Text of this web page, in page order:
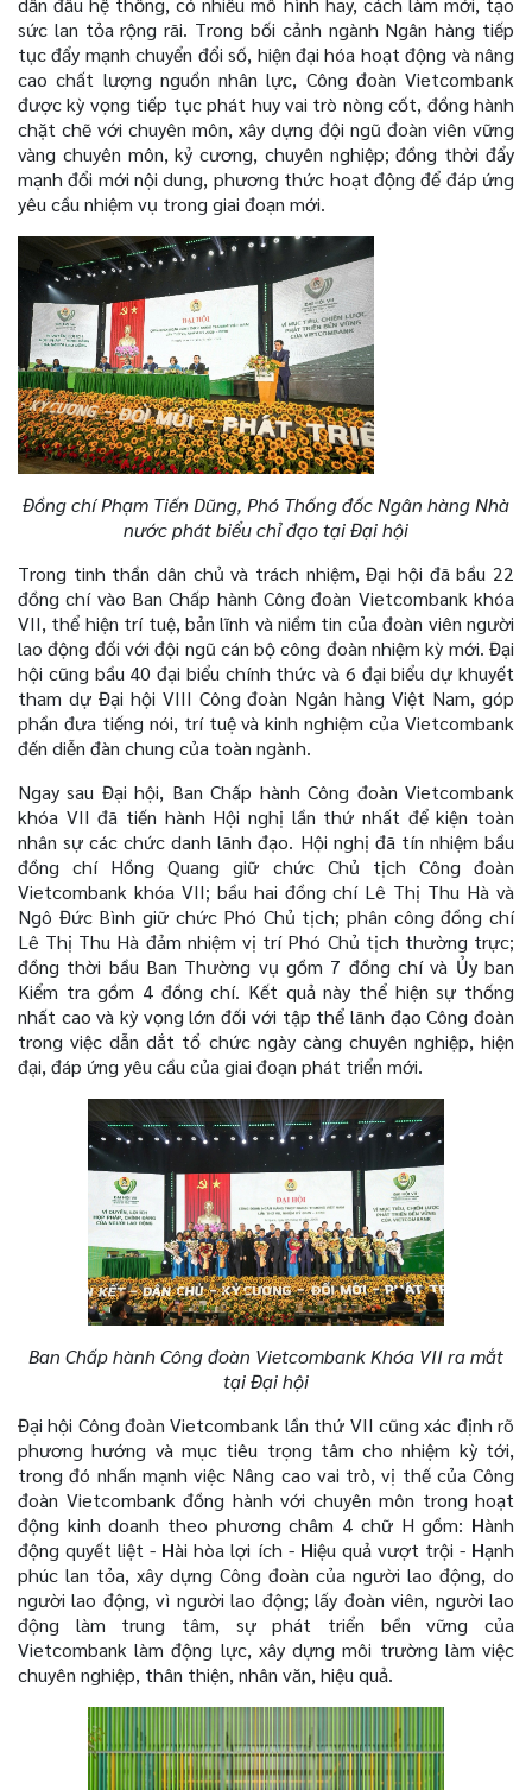
sức lan tỏa rộng rãi. Trong bối cảnh ngành Ngân hàng tiếp
tục đẩy mạnh chuyển đổi số, hiện đại hóa hoạt động và nâng
cao chất lượng nguồn nhân lực, Công đoàn Vietcombank
được kỳ vọng tiếp tục phát huy vai trò nòng cốt, đồng hành
chặt chẽ với chuyên môn, xây dựng đội ngũ đoàn viên vững
vàng chuyên môn, kỷ cương, chuyên nghiệp; đồng thời đẩy
mạnh đổi mới nội dung, phương thức hoạt động để đáp ứng
yêu cầu nhiệm vụ trong giai đoạn mới.
Đồng chí Phạm Tiến Dũng, Phó Thống đốc Ngân hàng Nhà
nước phát biểu chỉ đạo tại Đại hội
Trong tinh thần dân chủ và trách nhiệm, Đại hội đã bầu 22
đồng chí vào Ban Chấp hành Công đoàn Vietcombank khóa
VII, thể hiện trí tuệ, bản lĩnh và niềm tin của đoàn viên người
lao động đối với đội ngũ cán bộ công đoàn nhiệm kỳ mới. Đại
hội cũng bầu 40 đại biểu chính thức và 6 đại biểu dự khuyết
tham dự Đại hội VIII Công đoàn Ngân hàng Việt Nam, góp
phần đưa tiếng nói, trí tuệ và kinh nghiệm của Vietcombank
đến diễn đàn chung của toàn ngành.
Ngay sau Đại hội, Ban Chấp hành Công đoàn Vietcombank
khóa VII đã tiến hành Hội nghị lần thứ nhất để kiện toàn
nhân sự các chức danh lãnh đạo. Hội nghị đã tín nhiệm bầu
đồng chí Hồng Quang giữ chức Chủ tịch Công đoàn
Vietcombank khóa VII; bầu hai đồng chí Lê Thị Thu Hà và
Ngô Đức Bình giữ chức Phó Chủ tịch; phân công đồng chí
Lê Thị Thu Hà đảm nhiệm vị trí Phó Chủ tịch thường trực;
đồng thời bầu Ban Thường vụ gồm 7 đồng chí và Ủy ban
Kiểm tra gồm 4 đồng chí. Kết quả này thể hiện sự thống
nhất cao và kỳ vọng lớn đối với tập thể lãnh đạo Công đoàn
trong việc dẫn dắt tổ chức ngày càng chuyên nghiệp, hiện
đại, đáp ứng yêu cầu của giai đoạn phát triển mới.
Ban Chấp hành Công đoàn Vietcombank Khóa VII ra mắt
tại Đại hội
Đại hội Công đoàn Vietcombank lần thứ VII cũng xác định rõ
phương hướng và mục tiêu trọng tâm cho nhiệm kỳ tới,
trong đó nhấn mạnh việc Nâng cao vai trò, vị thế của Công
đoàn Vietcombank đồng hành với chuyên môn trong hoạt
động kinh doanh theo phương châm 4 chữ H gồm: Hành
động quyết liệt - Hài hòa lợi ích - Hiệu quả vượt trội - Hạnh
phúc lan tỏa, xây dựng Công đoàn của người lao động, do
người lao động, vì người lao động; lấy đoàn viên, người lao
động làm trung tâm, sự phát triển bền vững của
Vietcombank làm động lực, xây dựng môi trường làm việc
chuyên nghiệp, thân thiện, nhân văn, hiệu quả.